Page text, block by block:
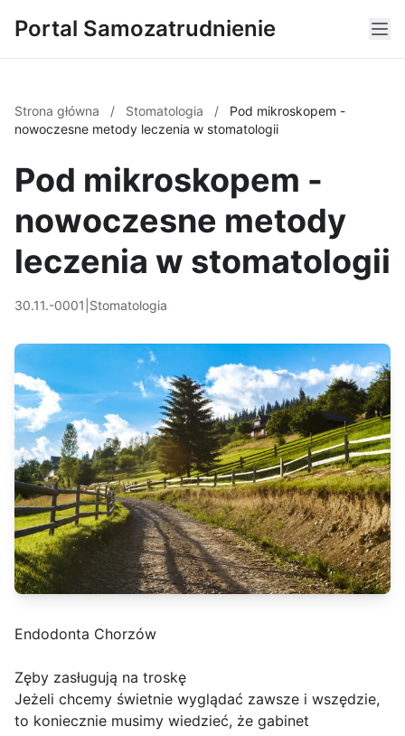
Portal Samozatrudnienie
Strona główna / Stomatologia /
Pod mikroskopem -
nowoczesne metody leczenia w stomatologii
Pod mikroskopem -
nowoczesne metody
leczenia w stomatologii
30.11.-0001 Stomatologia
Endodonta Chorzów
Zęby zasługują na troskę
Jeżeli chcemy świetnie wyglądać zawsze i wszędzie,
to koniecznie musimy wiedzieć, że gabinet